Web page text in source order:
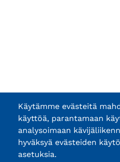
Käytämme evästeitä
käyttöä, parantamaan
analysoimaan
hyväksyä evästeiden
asetuksia.